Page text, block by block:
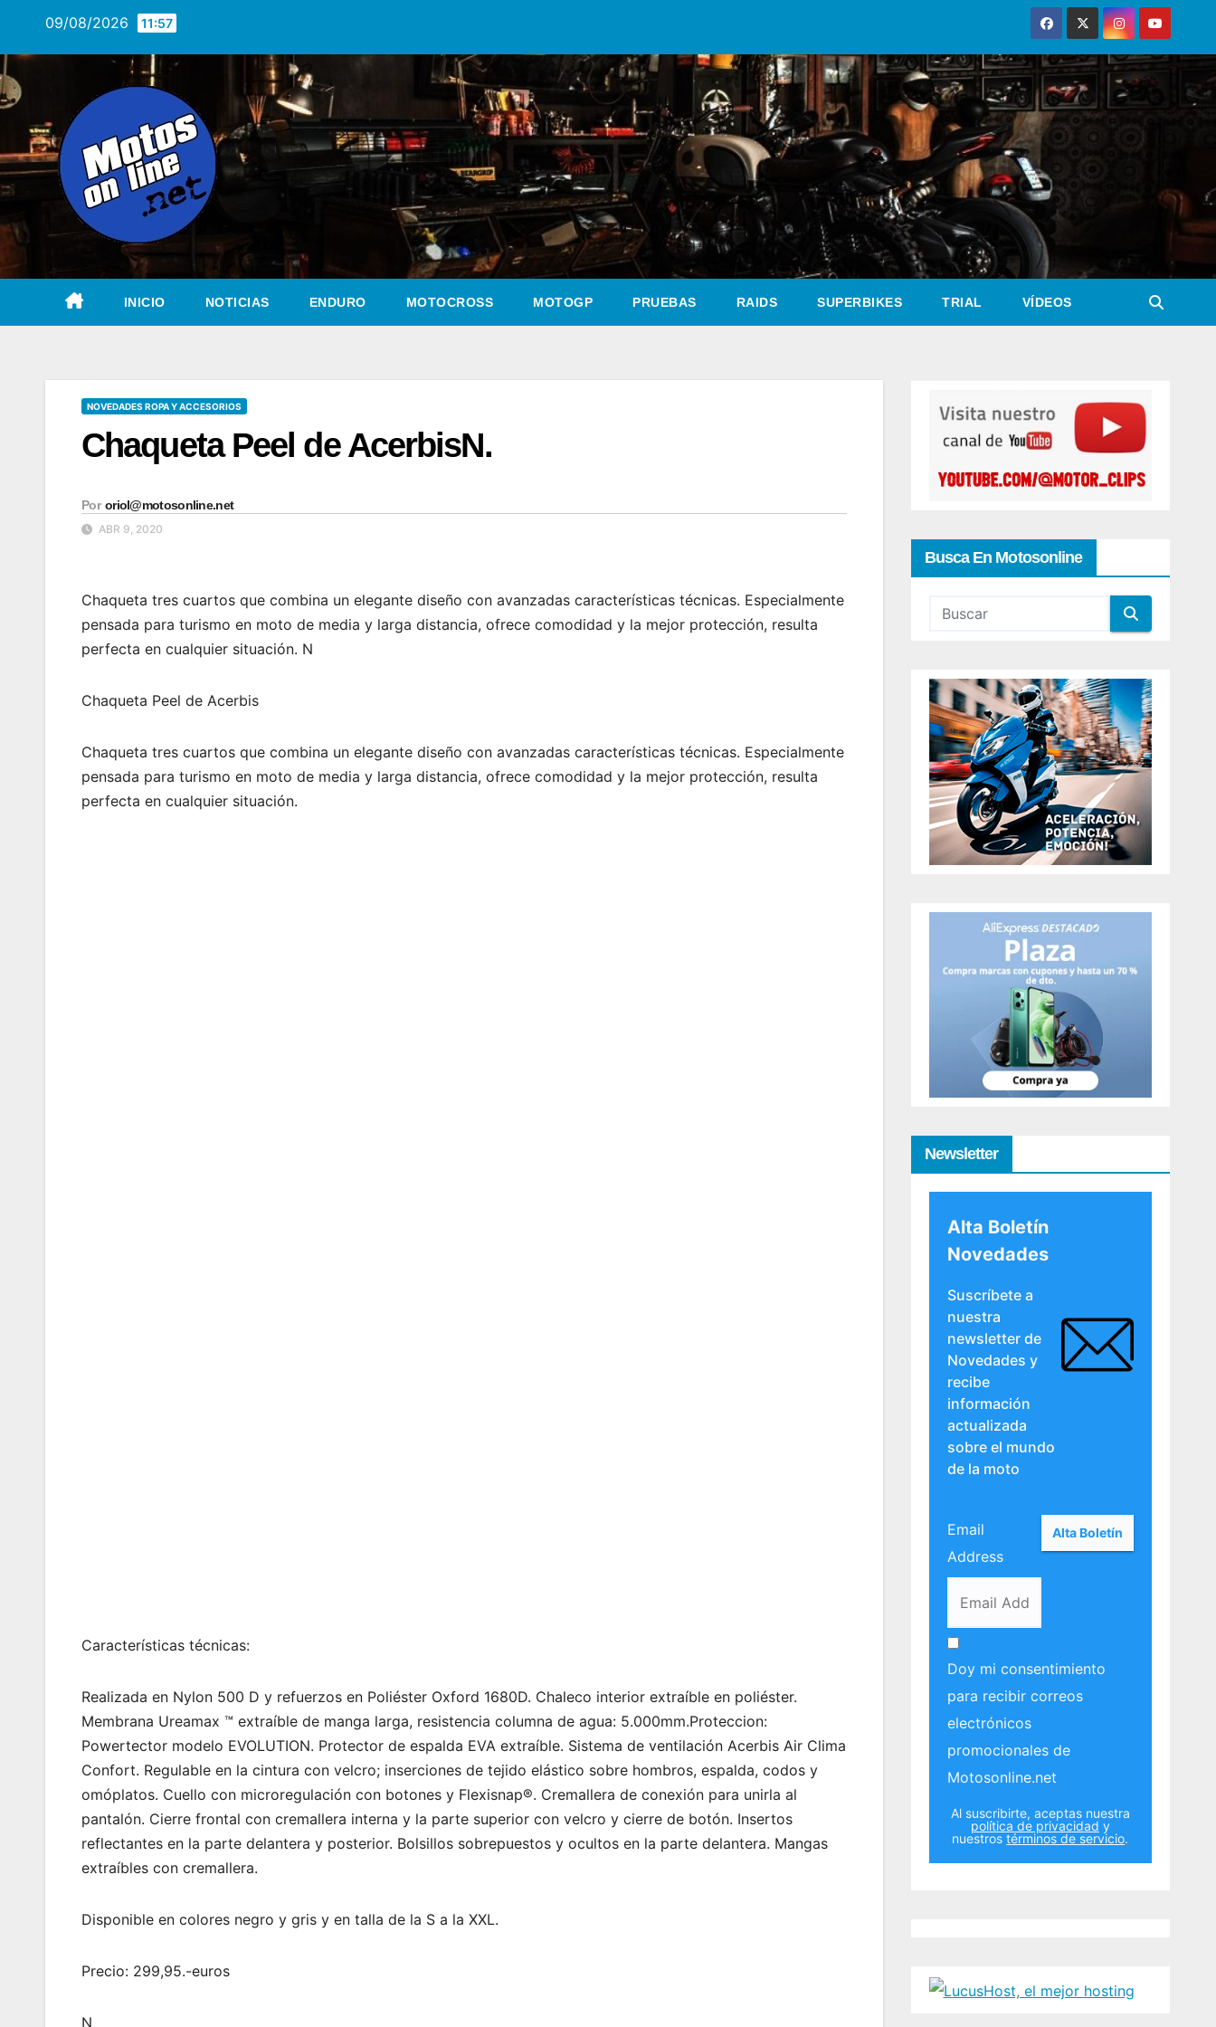
contenido
09/08/2026 11:57
INICIO NOTICIAS ENDURO MOTOCROSS MOTOGP PRUEBAS RAIDS SUPERBIKES TRIAL VÍDEOS
NOVEDADES ROPA Y ACCESORIOS
Chaqueta Peel de AcerbisN.
Por oriol@motosonline.net
ABR 9, 2020
Chaqueta tres cuartos que combina un elegante diseño con avanzadas características técnicas. Especialmente
pensada para turismo en moto de media y larga distancia, ofrece comodidad y la mejor protección, resulta
perfecta en cualquier situación. N
Chaqueta Peel de Acerbis
Chaqueta tres cuartos que combina un elegante diseño con avanzadas características técnicas. Especialmente
pensada para turismo en moto de media y larga distancia, ofrece comodidad y la mejor protección, resulta
perfecta en cualquier situación.
Características técnicas:
Realizada en Nylon 500 D y refuerzos en Poliéster Oxford 1680D. Chaleco interior extraíble en poliéster.
Membrana Ureamax ™ extraíble de manga larga, resistencia columna de agua: 5.000mm.Proteccion:
Powertector modelo EVOLUTION. Protector de espalda EVA extraíble. Sistema de ventilación Acerbis Air Clima
Confort. Regulable en la cintura con velcro; inserciones de tejido elástico sobre hombros, espalda, codos y
omóplatos. Cuello con microregulación con botones y Flexisnap®. Cremallera de conexión para unirla al
pantalón. Cierre frontal con cremallera interna y la parte superior con velcro y cierre de botón. Insertos
reflectantes en la parte delantera y posterior. Bolsillos sobrepuestos y ocultos en la parte delantera. Mangas
extraíbles con cremallera.
Disponible en colores negro y gris y en talla de la S a la XXL.
Precio: 299,95.-euros
N
Busca En Motosonline
Newsletter
Alta Boletín
Novedades
Suscríbete a
nuestra
newsletter de
Novedades y
recibe
información
actualizada
sobre el mundo
de la moto
Email
Address
Doy mi consentimiento
para recibir correos
electrónicos
promocionales de
Motosonline.net
Al suscribirte, aceptas nuestra
política de privacidad y
nuestrostérminos de servicio.